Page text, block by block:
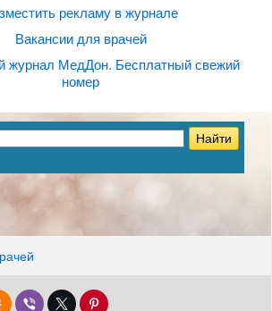
рекламу в журнале
Вакансии для врачей
журнал МедДон. Бесплатный свежий
номер